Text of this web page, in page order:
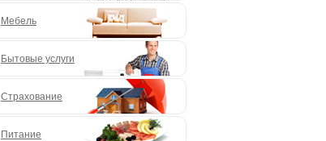
Мебель
Бытовые услуги
Страхование
Питание